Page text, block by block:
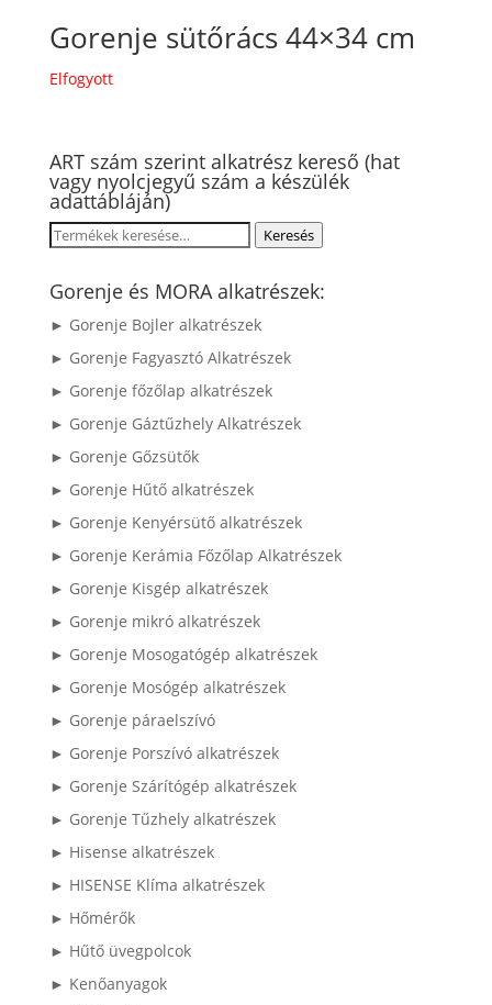
Gorenje sütőrács 44×34 cm
Elfogyott
ART szám szerint alkatrész kereső (hat
vagy nyolcjegyű szám a készülék
adattábláján)
Keresés
következőre:
Keresés
Gorenje és MORA alkatrészek:
► Gorenje Bojler alkatrészek
► Gorenje Fagyasztó Alkatrészek
► Gorenje főzőlap alkatrészek
► Gorenje Gáztűzhely Alkatrészek
► Gorenje Gőzsütők
► Gorenje Hűtő alkatrészek
► Gorenje Kenyérsütő alkatrészek
► Gorenje Kerámia Főzőlap Alkatrészek
► Gorenje Kisgép alkatrészek
► Gorenje mikró alkatrészek
► Gorenje Mosogatógép alkatrészek
► Gorenje Mosógép alkatrészek
► Gorenje páraelszívó
► Gorenje Porszívó alkatrészek
► Gorenje Szárítógép alkatrészek
► Gorenje Tűzhely alkatrészek
► Hisense alkatrészek
► HISENSE Klíma alkatrészek
► Hőmérők
► Hűtő üvegpolcok
► Kenőanyagok